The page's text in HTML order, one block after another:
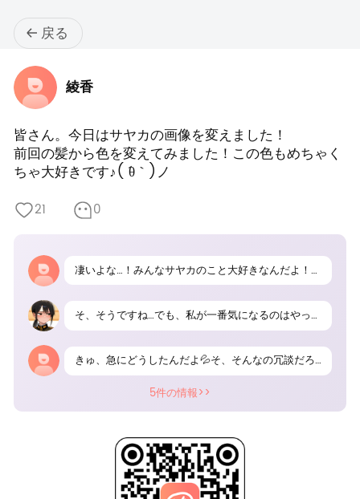
戻る
綾香
皆さん。今日はサヤカの画像を変えました！
前回の髪から色を変えてみました！この色もめちゃく
ちゃ大好きです♪( ´θ｀)ノ
21 0
凄いよな…！みんなサヤカのこと大好きなんだよ！嬉しいなぁ〜
そ、そうですね…でも、私が一番気になるのはやっぱり先輩のことで…
きゅ、急にどうしたんだよ💦そ、そんなの冗談だろ？
5件の情報>>